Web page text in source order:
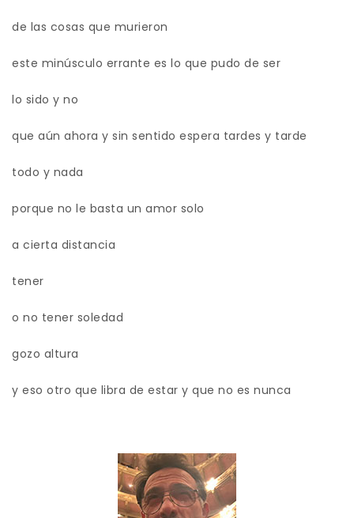
de las cosas que murieron
este minúsculo errante es lo que pudo de ser
lo sido y no
que aún ahora y sin sentido espera tardes y tarde
todo y nada
porque no le basta un amor solo
a cierta distancia
tener
o no tener soledad
gozo altura
y eso otro que libra de estar y que no es nunca